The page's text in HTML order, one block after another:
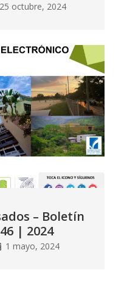
25 octubre, 2024
– Boletín
46 | 2024
1 mayo, 2024